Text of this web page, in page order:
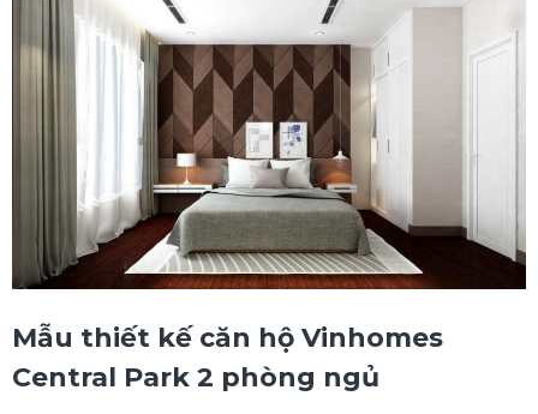
Mẫu thiết kế căn hộ Vinhomes
Central Park 2 phòng ngủ